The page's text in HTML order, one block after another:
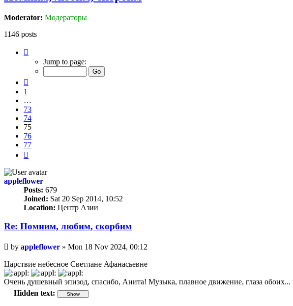
Moderator: Модераторы
1146 posts
75
Jump to page:
1
…
73
74
75
76
77
appleflower
Posts: 679
Joined: Sat 20 Sep 2014, 10:52
Location: Центр Азии
Re: Помним, любим, скорбим
Unread
post
by appleflower » Mon 18 Nov 2024, 00:12
Царствие небесное Светлане Афанасьевне
Очень душевный эпизод, спасибо, Анита! Музыка, плавное движение, глаза обоих...
Hidden text: